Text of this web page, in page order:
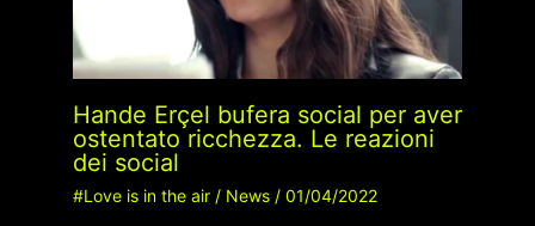
Hande Erçel bufera social per aver
ostentato ricchezza. Le reazioni
dei social
#Love is in the air/ News/ 01/04/2022